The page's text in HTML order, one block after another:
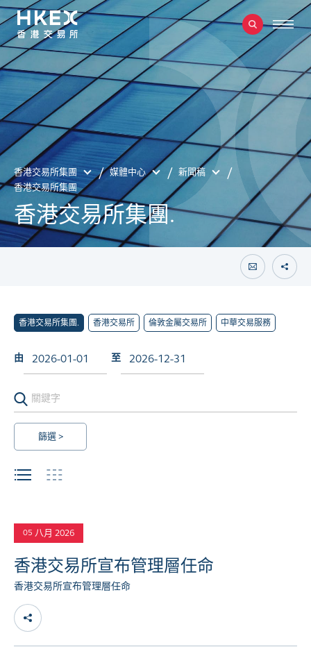
香港交易所集團 媒體中心
新聞稿
香港交易所集團
香港交易所集團.
香港交易所集團. 香港交易所 倫敦金屬交易所 中華交易服務
由 至
05 八月 2026
香港交易所宣布管理層任命
香港交易所宣布管理層任命